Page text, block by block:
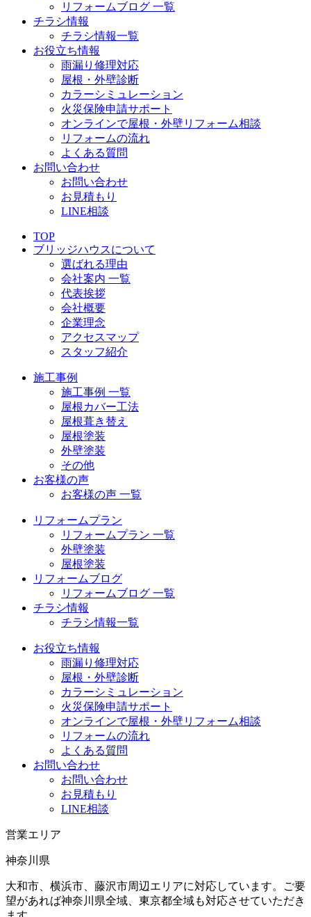
リフォームブログ 一覧
チラシ情報
チラシ情報一覧
お役立ち情報
雨漏り修理対応
屋根・外壁診断
カラーシミュレーション
火災保険申請サポート
オンラインで屋根・外壁リフォーム相談
リフォームの流れ
よくある質問
お問い合わせ
お問い合わせ
お見積もり
LINE相談
TOP
ブリッジハウスについて
選ばれる理由
会社案内 一覧
代表挨拶
会社概要
企業理念
アクセスマップ
スタッフ紹介
施工事例
施工事例 一覧
屋根カバー工法
屋根葺き替え
屋根塗装
外壁塗装
その他
お客様の声
お客様の声 一覧
リフォームプラン
リフォームプラン 一覧
外壁塗装
屋根塗装
リフォームブログ
リフォームブログ 一覧
チラシ情報
チラシ情報一覧
お役立ち情報
雨漏り修理対応
屋根・外壁診断
カラーシミュレーション
火災保険申請サポート
オンラインで屋根・外壁リフォーム相談
リフォームの流れ
よくある質問
お問い合わせ
お問い合わせ
お見積もり
LINE相談
営業エリア
神奈川県
大和市、横浜市、藤沢市周辺エリアに対応しています。ご要
望があれば神奈川県全域、東京都全域も対応させていただき